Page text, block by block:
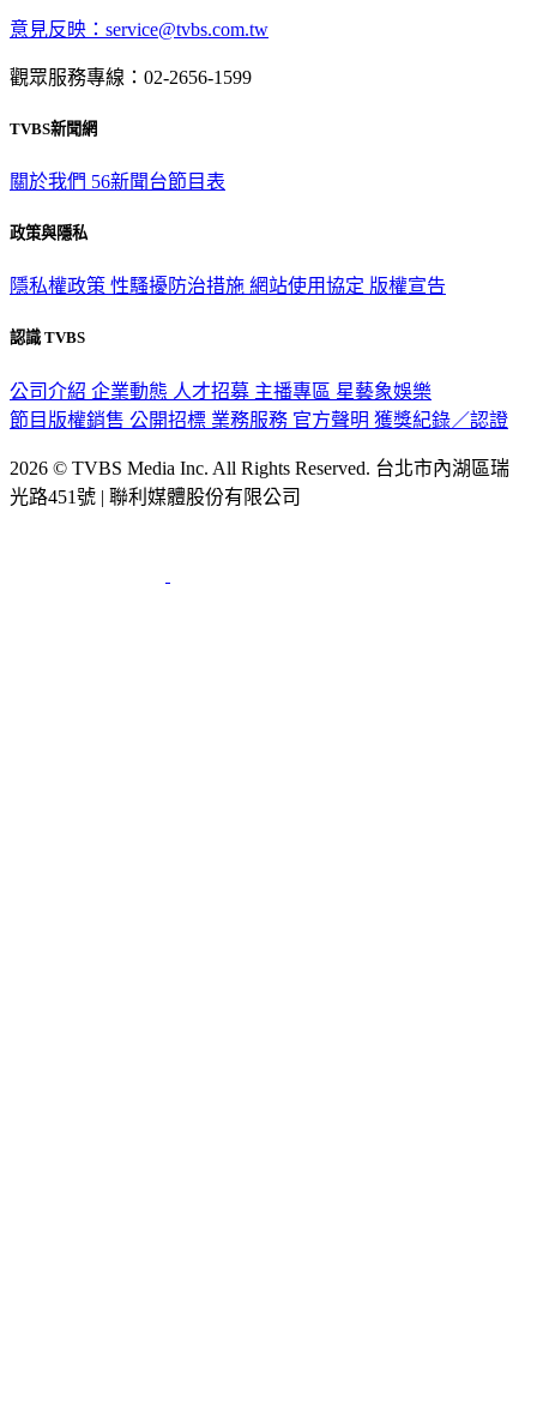
意見反映：service@tvbs.com.tw
觀眾服務專線：02-2656-1599
TVBS新聞網
關於我們 56新聞台節目表
政策與隱私
隱私權政策 性騷擾防治措施 網站使用協定 版權宣告
認識 TVBS
公司介紹 企業動態 人才招募 主播專區 星藝象娛樂
節目版權銷售 公開招標 業務服務 官方聲明 獲獎紀錄／認證
2026 © TVBS Media Inc. All Rights Reserved. 台北市內湖區瑞
光路451號 | 聯利媒體股份有限公司